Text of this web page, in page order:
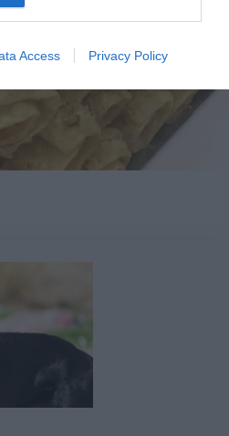
Access Privacy Policy